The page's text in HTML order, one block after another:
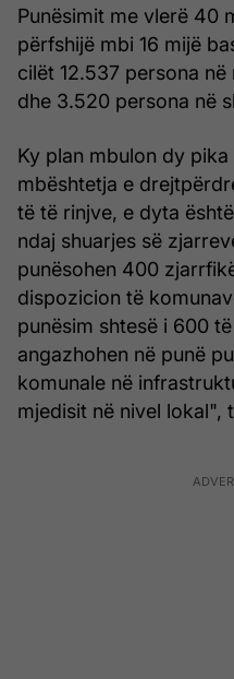
Punësimit me vlerë 40
përfshijë mbi 16 mijë
cilët 12.537 persona
dhe 3.520 persona në
Ky plan mbulon dy
mbështetja e
të të rinjve, e dyta
ndaj shuarjes së
punësohen 400
dispozicion të
punësim shtesë i 600
angazhohen në punë
komunale në
mjedisit në nivel lokal",